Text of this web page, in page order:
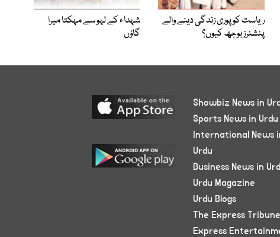
ریاست کو پوری زندگی دینے والے
پنشنرز بوجھ کیوں؟
شہداء کے لہو سے مہکتا میرا
گاؤں
Showbiz News in
Sports News in Urdu
International News
Urdu
Business News in
Urdu Magazine
Urdu Blogs
The Express Tribune
Express